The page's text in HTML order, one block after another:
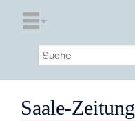
Saale-Zeitung